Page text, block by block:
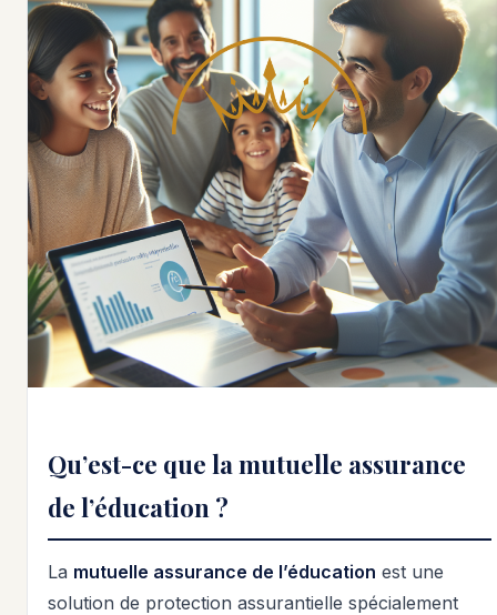
Qu’est-ce que la mutuelle assurance
de l’éducation ?
La mutuelle assurance de l’éducation est une
solution de protection assurantielle spécialement